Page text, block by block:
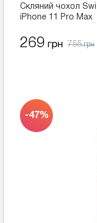
Скляний чохол
iPhone 11 Pro Max
269 грн 755грн
-47%